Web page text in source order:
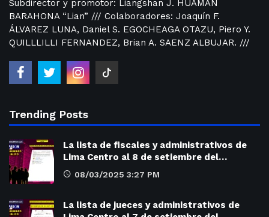
Subdirector y promotor: Liangshan J. HUAMÁN
BARAHONA “Lian” /// Colaboradores: Joaquín F.
ÁLVAREZ LUNA, Daniel S. EGOCHEAGA OTAZU, Piero Y.
QUILLLILLI FERNANDEZ, Brian A. SAENZ ALBUJAR. ///
Trending Posts
La lista de fiscales y administrativos de
Lima Centro al 8 de setiembre del…
08/03/2025 3:27 PM
La lista de jueces y administrativos de